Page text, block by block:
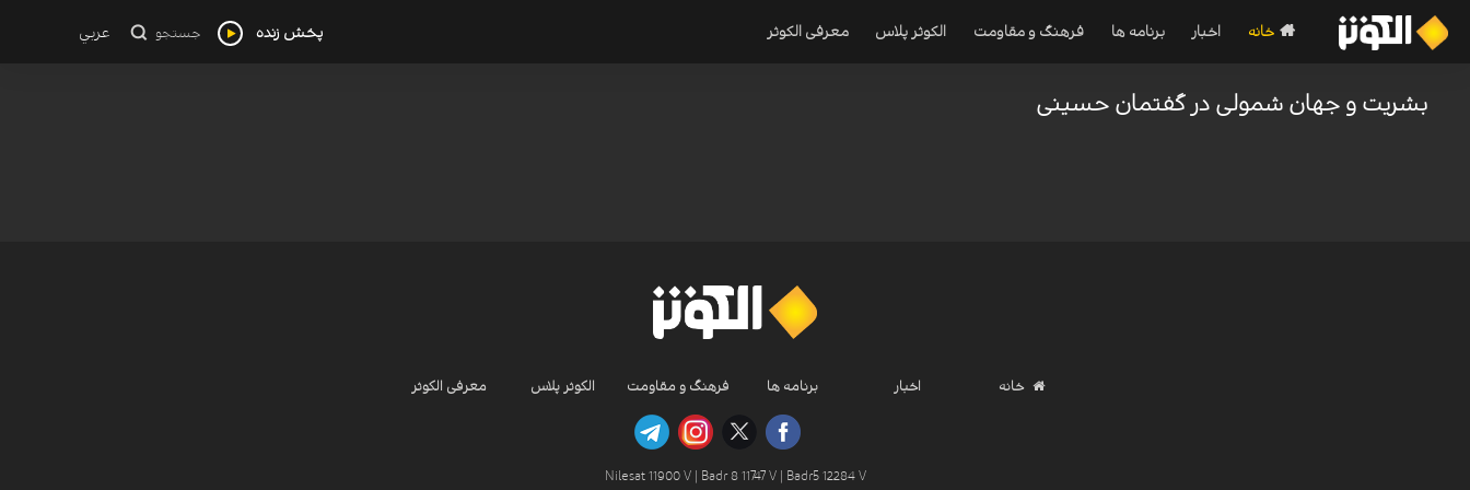
خانه اخبار برنامه ها فرهنگ و مقاومت الکوثر پلاس معرفی الکوثر پخش زنده جستجو عربي
بشریت و جهان شمولی در گفتمان حسینی
خانه اخبار برنامه ها فرهنگ و مقاومت الکوثر پلاس معرفی الکوثر
Nilesat 11900 V | Badr 8 11747 V | Badr5 12284 V